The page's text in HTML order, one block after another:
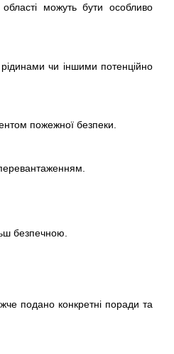
можуть бути особливо
чи іншими потенційно
пожежної безпеки.
безпечною.
подано конкретні поради та